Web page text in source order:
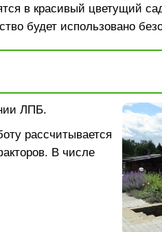
в красивый цветущий
будет использовано
ЛПБ.
рассчитывается
В числе